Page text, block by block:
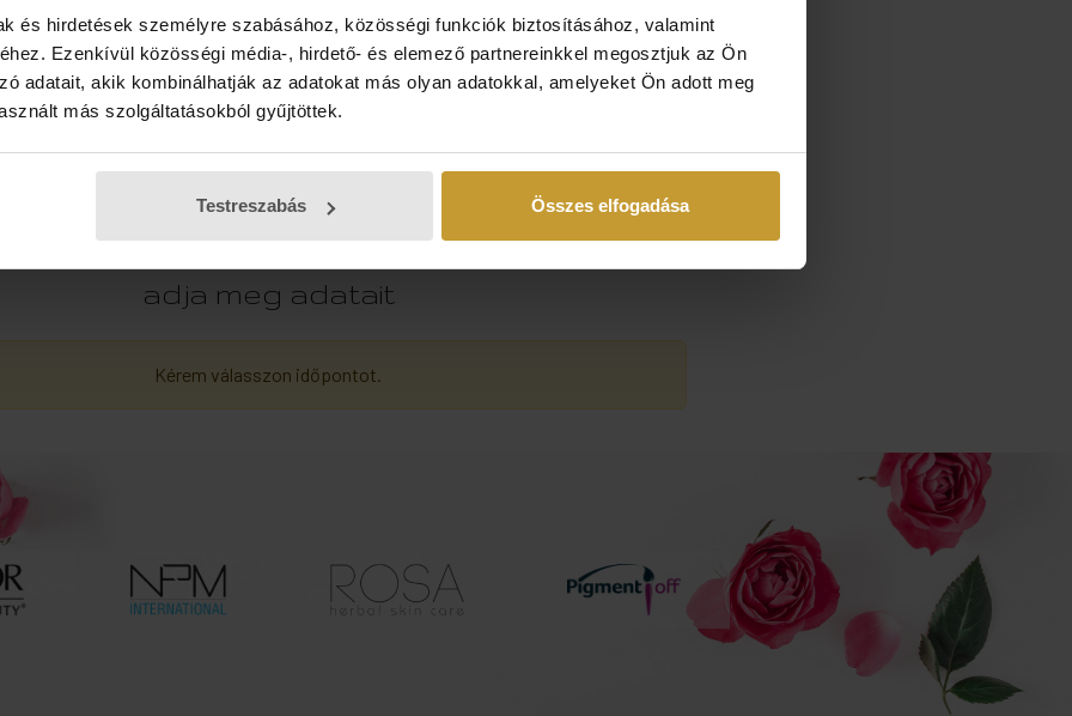
és hirdetések személyre szabásához, közösségi funkciók biztosításához, valamint
Ezenkívül közösségi média-, hirdető- és elemező partnereinkkel megosztjuk az Ön
adatait, akik kombinálhatják az adatokat más olyan adatokkal, amelyeket Ön adott meg
más szolgáltatásokból gyűjtöttek.
Testreszabás Összes elfogadása
27 28 29 30
3 4 5 6
véglegesítéséhez jelentkezzen be, vagy
adja meg adatait
Kérem válasszon időpontot.